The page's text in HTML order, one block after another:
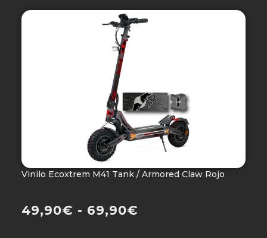
Vinilo Ecoxtrem M41 Tank / Armored Claw Rojo
49,90€ - 69,90€